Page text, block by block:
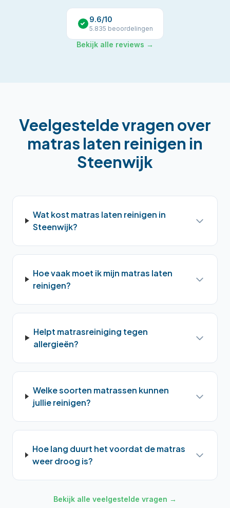
9.6/10
5.835 beoordelingen
Bekijk alle reviews →
Veelgestelde vragen over
matras laten reinigen in
Steenwijk
Wat kost matras laten reinigen in
Steenwijk?
Hoe vaak moet ik mijn matras laten
reinigen?
Helpt matrasreiniging tegen
allergieën?
Welke soorten matrassen kunnen
jullie reinigen?
Hoe lang duurt het voordat de matras
weer droog is?
Bekijk alle veelgestelde vragen →